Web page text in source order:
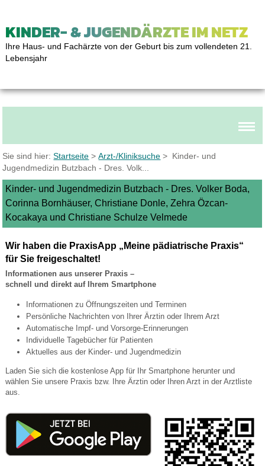
KINDER- & JUGENDÄRZTE IM NETZ
Ihre Haus- und Fachärzte von der Geburt bis zum vollendeten 21.
Lebensjahr
Sie sind hier:Startseite >Arzt-/Kliniksuche > Kinder- und
Jugendmedizin Butzbach - Dres. Volk...
Kinder- und Jugendmedizin Butzbach - Dres. Volker Boda,
Corinna Bornhäuser, Christiane Donle, Zehra Özcan-
Kocakaya und Christiane Schulze Velmede
Wir haben die PraxisApp „Meine pädiatrische Praxis“
für Sie freigeschaltet!
Informationen aus unserer Praxis –
schnell und direkt auf Ihrem Smartphone
Informationen zu Öffnungszeiten und Terminen
Persönliche Nachrichten von Ihrer Ärztin oder Ihrem Arzt
Automatische Impf- und Vorsorge-Erinnerungen
Individuelle Tagebücher für Patienten
Aktuelles aus der Kinder- und Jugendmedizin
Laden Sie sich die kostenlose App für Ihr Smartphone herunter und
wählen Sie unsere Praxis bzw. Ihre Ärztin oder Ihren Arzt in der Arztliste
aus.